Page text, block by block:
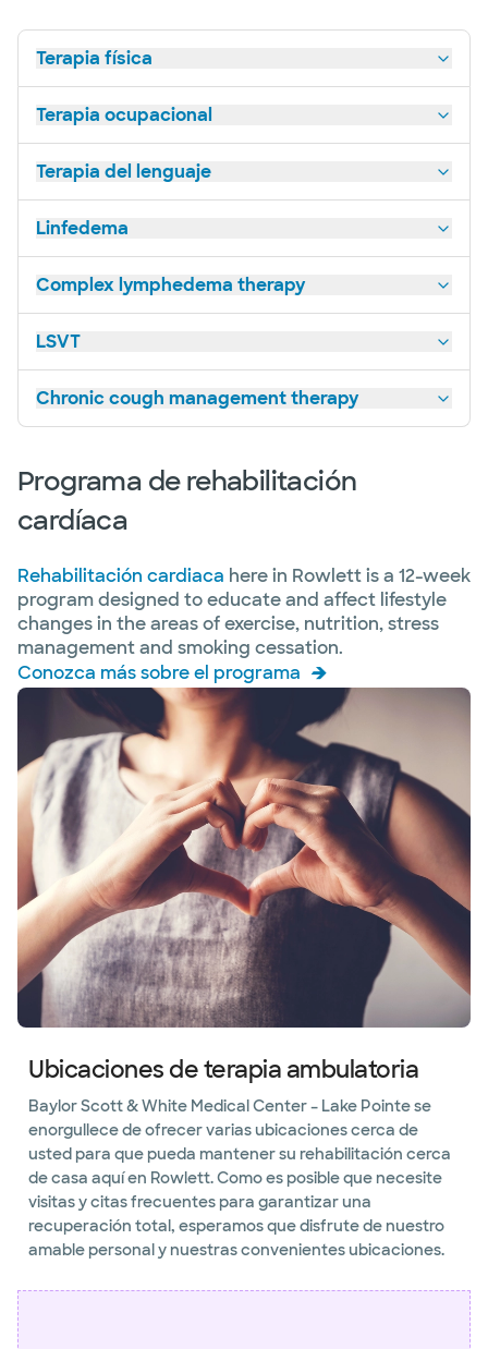
Terapia física
Terapia ocupacional
Terapia del lenguaje
Linfedema
Complex lymphedema therapy
LSVT
Chronic cough management therapy
Programa de rehabilitación
cardíaca
Rehabilitación cardiaca here in Rowlett is a 12-week
program designed to educate and affect lifestyle
changes in the areas of exercise, nutrition, stress
management and smoking cessation.
Conozca más sobre el programa
Ubicaciones de terapia ambulatoria
Baylor Scott & White Medical Center – Lake Pointe se
enorgullece de ofrecer varias ubicaciones cerca de
usted para que pueda mantener su rehabilitación cerca
de casa aquí en Rowlett. Como es posible que necesite
visitas y citas frecuentes para garantizar una
recuperación total, esperamos que disfrute de nuestro
amable personal y nuestras convenientes ubicaciones.